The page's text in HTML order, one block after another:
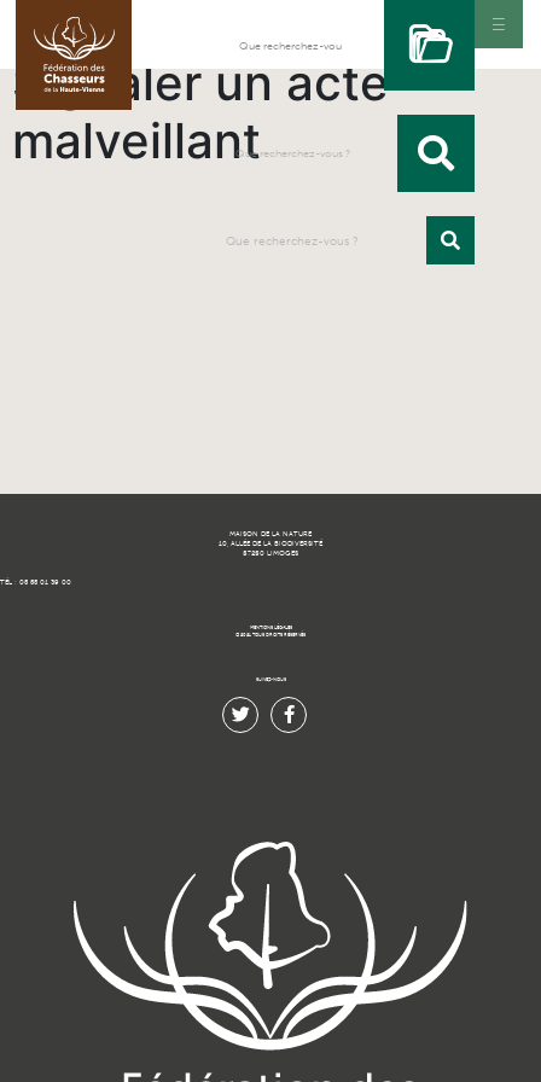
Signaler un acte
malveillant
MAISON DE LA NATURE
10, ALLÉE DE LA BIODIVERSITÉ
87280 LIMOGES
TÉL : 05 55 01 39 00
MENTIONS LÉGALES
© 2021 TOUS DROITS RÉSERVÉS.
SUIVEZ-NOUS